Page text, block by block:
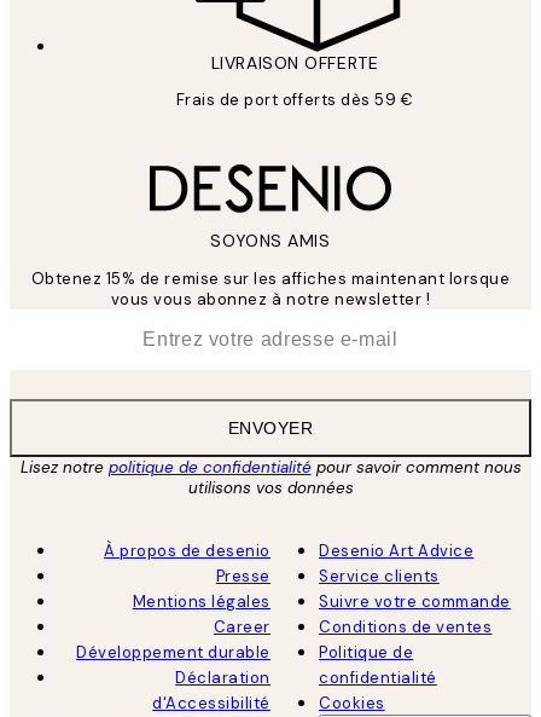
LIVRAISON OFFERTE
Frais de port offerts dès 59 €
SOYONS AMIS
Obtenez 15% de remise sur les affiches maintenant lorsque
vous vous abonnez à notre newsletter !
ENVOYER
Lisez notre politique de confidentialitépour savoir comment nous
utilisons vos données
À propos de desenio
Presse
Mentions légales
Career
Développement durable
Déclaration
d'Accessibilité
Desenio Art Advice
Service clients
Suivre votre commande
Conditions de ventes
Politique de
confidentialité
Cookies